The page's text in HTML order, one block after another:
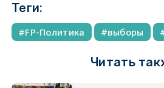
Теги:
FP-Политика выборы
Читать